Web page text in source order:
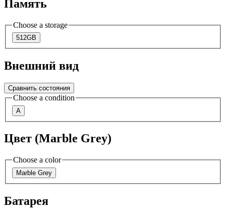
Память
Choose a storage
512GB
Внешний вид
Сравнить состояния
Choose a condition
A
Цвет (Marble Grey)
Choose a color
Marble Grey
Батарея